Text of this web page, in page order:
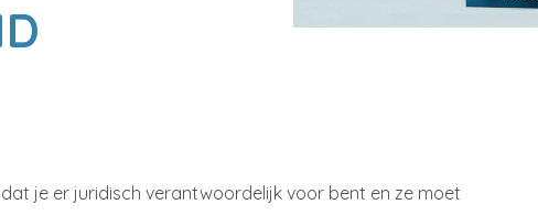
je er juridisch verantwoordelijk voor bent en ze moet